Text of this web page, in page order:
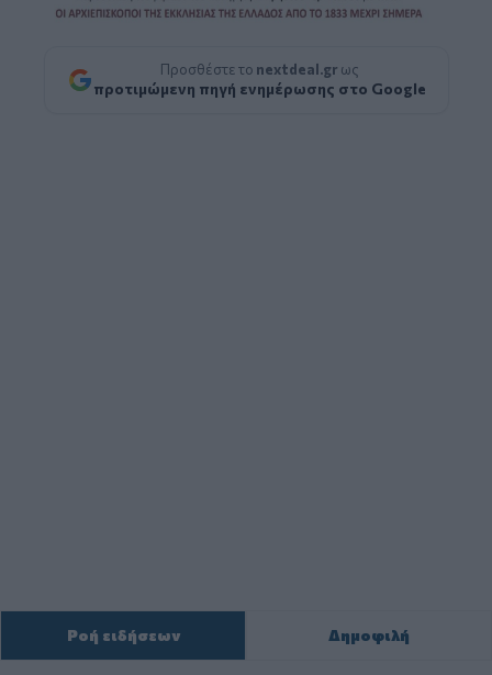
Προσθέστε το nextdeal.gr ως
προτιμώμενη πηγή ενημέρωσης στο Google
Ροή ειδήσεων Δημοφιλή